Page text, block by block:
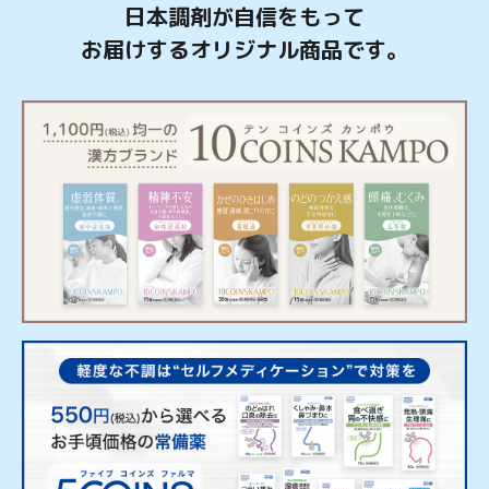
日本調剤が自信をもって
お届けするオリジナル商品です。